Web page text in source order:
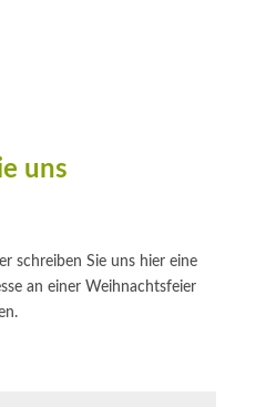
uns
schreiben Sie uns hier eine
an einer Weihnachtsfeier